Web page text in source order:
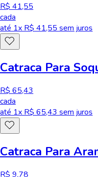
R$ 41,55
cada
até 1x R$ 41,55 sem juros
Catraca Para
R$ 65,43
cada
até 1x R$ 65,43 sem juros
Catraca Para
R$ 9,78